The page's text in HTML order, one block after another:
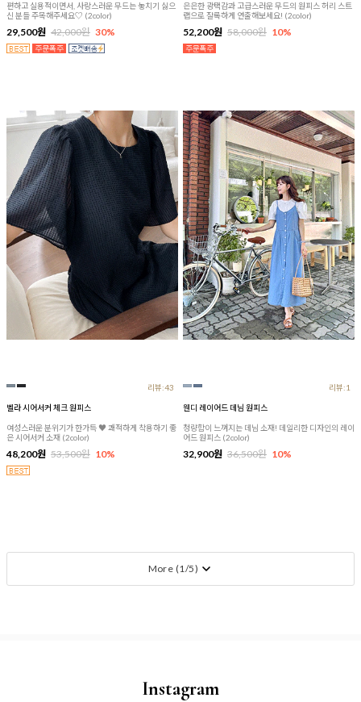
편하고 실용적이면서, 사랑스러운 무드는 놓치기 싫으
신 분들 주목해주세요♡ (2color)
29,500원 42,000원 30%
은은한 광택감과 고급스러운 무드의 원피스 허리 스트
랩으로 잘록하게 연출해보세요! (2color)
52,200원 58,000원 10%
리뷰:43
벨라 시어서커 체크 원피스
여성스러운 분위기가 한가득 ♥ 쾌적하게 착용하기 좋
은 시어서커 소재 (2color)
48,200원 53,500원 10%
리뷰:1
웬디 레이어드 데님 원피스
청량함이 느껴지는 데님 소재! 데일리한 디자인의 레이
어드 원피스 (2color)
32,900원 36,500원 10%
More (1/5)
Instagram